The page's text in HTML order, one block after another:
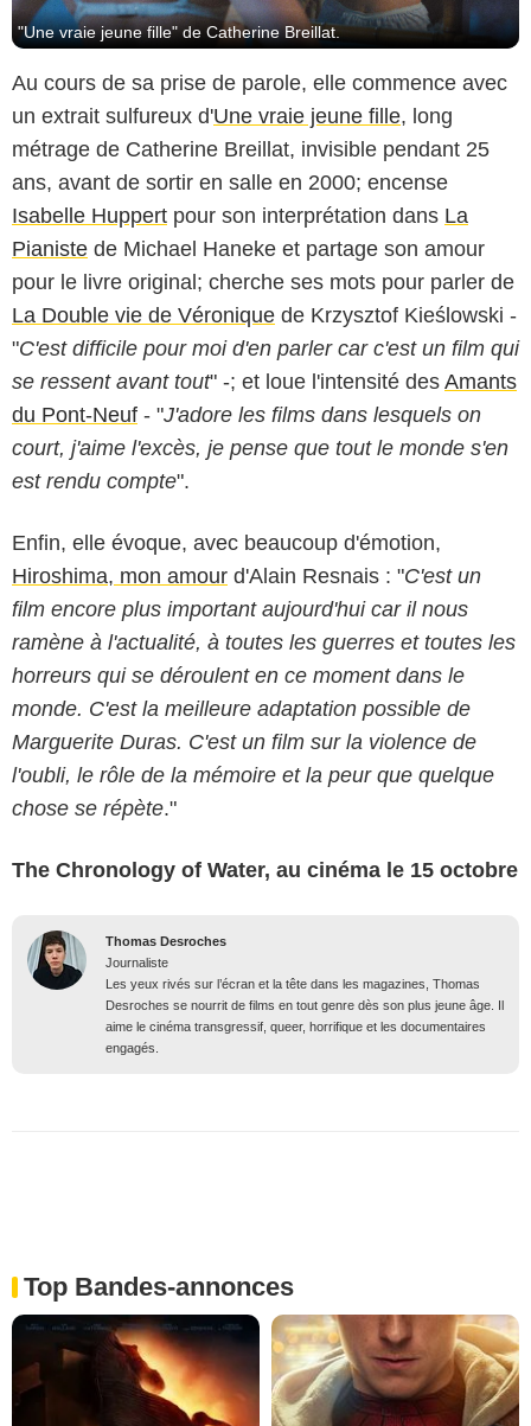
"Une vraie jeune fille" de Catherine Breillat.
Au cours de sa prise de parole, elle commence avec
un extrait sulfureux d'Une vraie jeune fille, long
métrage de Catherine Breillat, invisible pendant 25
ans, avant de sortir en salle en 2000; encense
Isabelle Huppert pour son interprétation dans La
Pianiste de Michael Haneke et partage son amour
pour le livre original; cherche ses mots pour parler de
La Double vie de Véronique de Krzysztof Kieślowski -
"C'est difficile pour moi d'en parler car c'est un film qui
se ressent avant tout" -; et loue l'intensité des Amants
du Pont-Neuf - "J'adore les films dans lesquels on
court, j'aime l'excès, je pense que tout le monde s'en
est rendu compte".
Enfin, elle évoque, avec beaucoup d'émotion,
Hiroshima, mon amour d'Alain Resnais : "C'est un
film encore plus important aujourd'hui car il nous
ramène à l'actualité, à toutes les guerres et toutes les
horreurs qui se déroulent en ce moment dans le
monde. C'est la meilleure adaptation possible de
Marguerite Duras. C'est un film sur la violence de
l'oubli, le rôle de la mémoire et la peur que quelque
chose se répète."
The Chronology of Water, au cinéma le 15 octobre
Thomas Desroches
Journaliste
Les yeux rivés sur l’écran et la tête dans les magazines, Thomas
Desroches se nourrit de films en tout genre dès son plus jeune âge. Il
aime le cinéma transgressif, queer, horrifique et les documentaires
engagés.
Top Bandes-annonces